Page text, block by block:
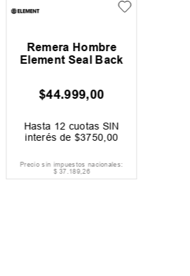
Remera Hombre
Element Seal Back
$44.999,00
Hasta 12cuotas SIN
interés de $3750, 00
Precio sin impuestos nacionales:
$ 37.189,26